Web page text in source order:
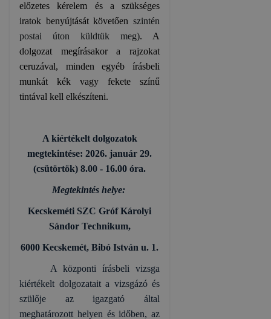
előzetes kérelem és a szükséges
iratok benyújtását követően szintén
postai úton küldtük meg). A
dolgozat megírásakor a rajzokat
ceruzával, minden egyéb írásbeli
munkát kék vagy fekete színű
tintával kell elkészíteni.
A kiértékelt dolgozatok
megtekintése: 2026. január 29.
(csütörtök) 8.00 - 16.00 óra.
Megtekintés helye:
Kecskeméti SZC Gróf Károlyi
Sándor Technikum,
6000 Kecskemét, Bibó István u. 1.
A központi írásbeli vizsga
kiértékelt dolgozatait a vizsgázó és
szülője az igazgató által
meghatározott helyen és időben, az